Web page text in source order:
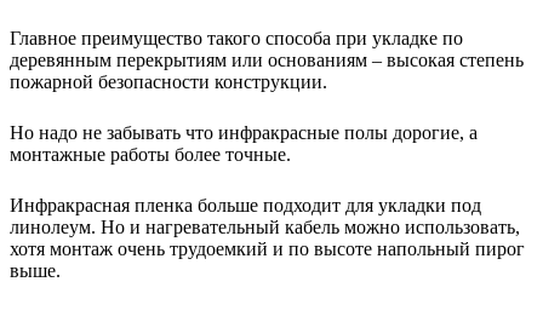
Главное преимущество такого способа при укладке по
деревянным перекрытиям или основаниям – высокая степень
пожарной безопасности конструкции.
Но надо не забывать что инфракрасные полы дорогие, а
монтажные работы более точные.
Инфракрасная пленка больше подходит для укладки под
линолеум. Но и нагревательный кабель можно использовать,
хотя монтаж очень трудоемкий и по высоте напольный пирог
выше.